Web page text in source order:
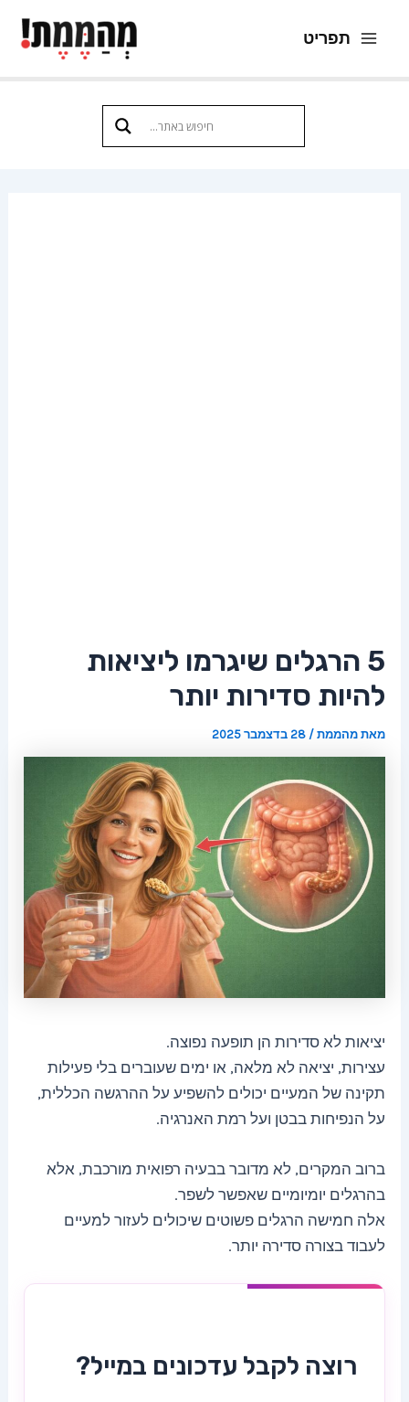
לתוכן
תפריט
5 הרגלים שיגרמו ליציאות
להיות סדירות יותר
מאתמהממת/28 בדצמבר 2025
יציאות לא סדירות הן תופעה נפוצה.
עצירות, יציאה לא מלאה, או ימים שעוברים בלי פעילות
תקינה של המעיים יכולים להשפיע על ההרגשה הכללית,
על הנפיחות בבטן ועל רמת האנרגיה.
ברוב המקרים, לא מדובר בבעיה רפואית מורכבת, אלא
בהרגלים יומיומיים שאפשר לשפר.
אלה חמישה הרגלים פשוטים שיכולים לעזור למעיים
לעבוד בצורה סדירה יותר.
רוצה לקבל עדכונים במייל?